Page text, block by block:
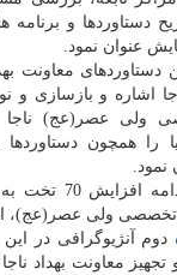
دستاوردها و برنامه
عنوان نمود.
معاونت
ولی عصر(عج) ناجا
را همچون
نمود.
معاون بهداد
دوم آنژیوگرافی در
معاونت بهداد ناجا